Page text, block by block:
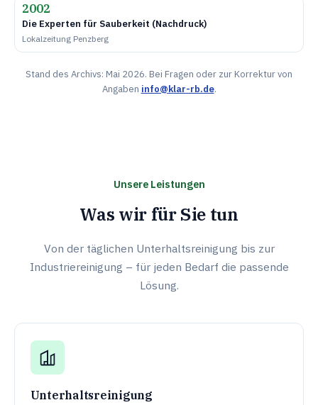
2002
Die Experten für Sauberkeit (Nachdruck)
Lokalzeitung Penzberg
Stand des Archivs: Mai 2026. Bei Fragen oder zur Korrektur von
Angaben info@klar-rb.de.
Unsere Leistungen
Was wir für Sie tun
Von der täglichen Unterhaltsreinigung bis zur
Industriereinigung – für jeden Bedarf die passende
Lösung.
Unterhaltsreinigung